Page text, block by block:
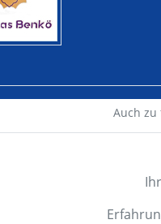
Auch